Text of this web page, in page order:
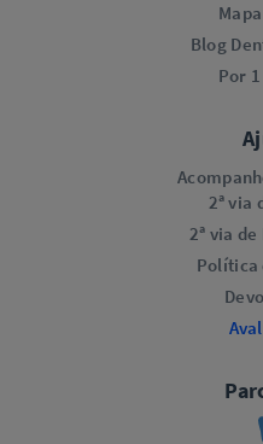
Blog
Por
2ª via
2ª via